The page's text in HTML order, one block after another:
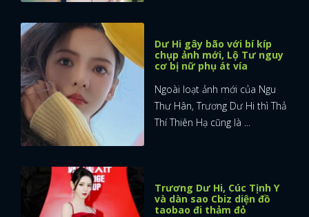
Dư Hi gây bão với bí kíp
chụp ảnh mới, Lộ Tư nguy
cơ bị nữ phụ át vía
Ngoài loạt ảnh mới của Ngu
Thư Hân, Trương Dư Hi thì Thả
Thí Thiên Hạ cũng là ...
Trương Dư Hi, Cúc Tịnh Y
và dàn sao Cbiz diện đồ
taobao đi thảm đỏ